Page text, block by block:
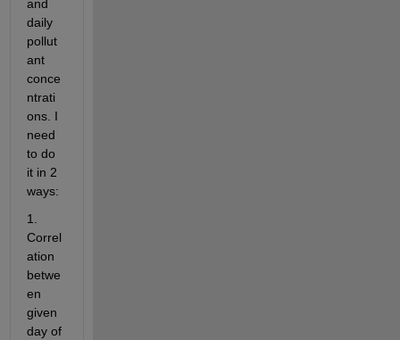
and
daily
pollut
ant
conce
ntrati
ons. I
need
to do
it in 2
ways:
1.
Correl
ation
betwe
en
given
day of